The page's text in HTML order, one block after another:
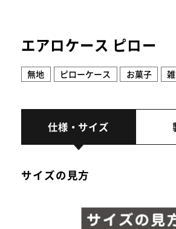
エアロケース ピロー
無地 ピローケース お菓子
仕様・サイズ
サイズの見方